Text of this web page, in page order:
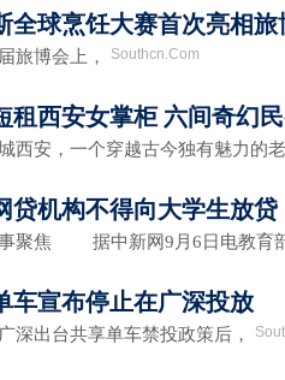
全球烹饪大赛首次亮相旅
博会上， Southcn.Com
租西安女掌柜 六间奇幻
安，一个穿越古今独有魅力的老
贷机构不得向大学生放贷
焦 据中新网9月6日电教育
车宣布停止在广深投放
出台共享单车禁投政策后，